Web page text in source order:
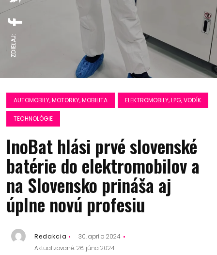
ZDIEĽAJ:
AUTOMOBILY, MOTORKY, MOBILITA ELEKTROMOBILY, LPG, VODÍK
TECHNOLÓGIE
InoBat hlási prvé slovenské
batérie do elektromobilov a
na Slovensko prináša aj
úplne novú profesiu
Redakcia
30. apríla 2024
Aktualizované: 26. júna 2024